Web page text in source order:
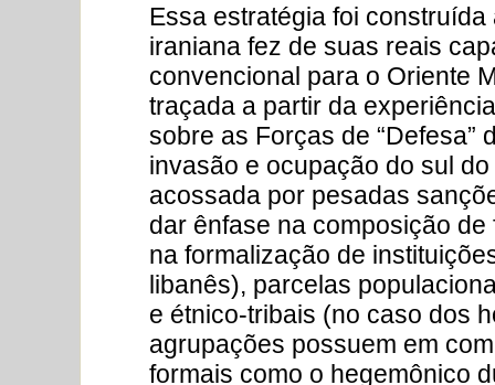
Essa estratégia foi
iraniana fez de suas reais
convencional para o Oriente
traçada a partir da
sobre as Forças de “Defesa”
invasão e ocupação do sul
acossada por pesadas
dar ênfase na composição
na formalização de
libanês), parcelas
e étnico-tribais (no caso dos
agrupações possuem em
formais como o hegemônico